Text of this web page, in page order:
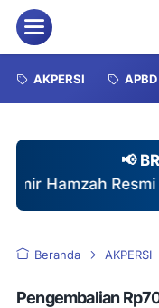
Menu
AKPERSI APBD
📢
Mendaftar
Beranda AKPERSI
Pengembalian